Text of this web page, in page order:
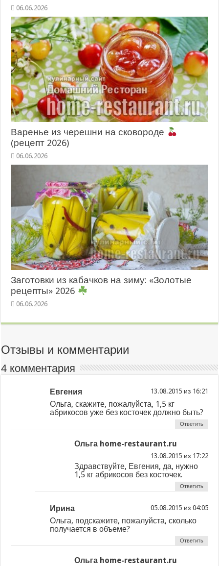
06.06.2026
Варенье из черешни на сковороде
(рецепт 2026)
06.06.2026
Заготовки из кабачков на зиму: «Золотые
рецепты» 2026
06.06.2026
Отзывы и комментарии
4 комментария
Евгения из
Ольга, скажите, пожалуйста, 1,5 кг
абрикосов уже без косточек должно быть?
Ответить
Ольга home-restaurant.ru
из
Здравствуйте, Евгения, да, нужно
1,5 кг абрикосов без косточек.
Ответить
Ирина из
Ольга, подскажите, пожалуйста, сколько
получается в объеме?
Ответить
Ольга home-restaurant.ru